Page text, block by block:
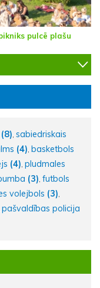
pulcē plašu
(8), sabiedriskais
(4), basketbols
(4), pludmales
(3), futbols
volejbols (3),
pašvaldības policija